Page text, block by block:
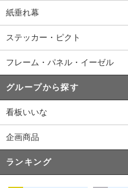
紙垂れ幕
ステッカー・ピクト
フレーム・パネル・イーゼル
グループから探す
看板いいな
企画商品
ランキング